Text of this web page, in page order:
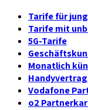
Tarife für
Tarife mit
5G-Tarife
Monatlich
Vodafone
o2